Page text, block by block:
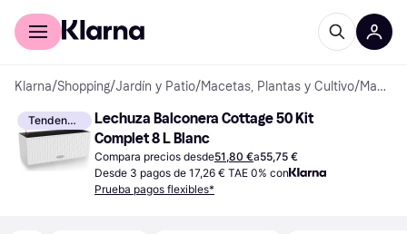
Comprar con Klarna
Klarna/Shopping/Jardín y Patio/Macetas, Plantas y Cultivo/ Macetas Exteriores
Tendencia
Lechuza Balconera Cottage 50 Kit
Complet 8 L Blanc
Compara precios desde51,80 €a55,75 €
Desde 3 pagos de 17,26 € TAE 0% con
Prueba pagos flexibles*